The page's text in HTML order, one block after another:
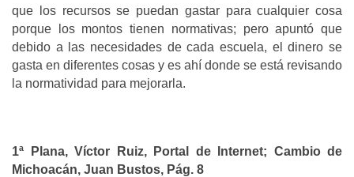
que los recursos se puedan gastar para cualquier cosa
porque los montos tienen normativas; pero apuntó que
debido a las necesidades de cada escuela, el dinero se
gasta en diferentes cosas y es ahí donde se está revisando
la normatividad para mejorarla.
1ª Plana, Víctor Ruiz, Portal de Internet; Cambio de
Michoacán, Juan Bustos, Pág. 8